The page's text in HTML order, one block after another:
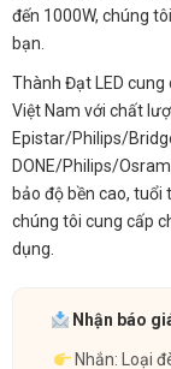
đến 1000W, chúng
bạn.
Thành Đạt LED cung
Việt Nam với chất
Epistar/Philips/
DONE/Philips/
bảo độ bền cao, tuổi
chúng tôi cung cấp
dụng.
Nhận báo
Nhắn: Loại